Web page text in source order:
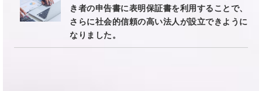
き者の申告書に表明保証書を利用することで、
さらに社会的信頼の高い法人が設立できように
なりました。